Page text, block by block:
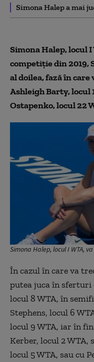
Simona Halep a mai
Simona Halep, locul
competiţie din
al doilea, fază în
Ashleigh Barty, locul
Ostapenko, locul 22
Simona Halep, locul I WTA,
În cazul în care va
putea juca în sferturi
locul 8 WTA, în
Stephens, locul 6
locul 9 WTA, iar în
Kerber, locul 2 WTA,
locul 5 WTA, sau cu